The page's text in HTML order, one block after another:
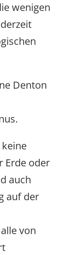
wenigen
Denton
Erde oder
auch
auf der
von